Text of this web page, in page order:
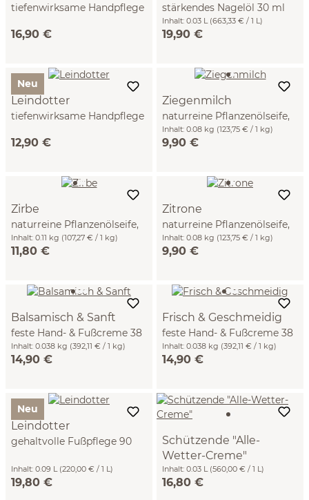
tiefenwirksame Handpflege
16,90 €
stärkendes Nagelöl 30 ml
Inhalt: 0.03 L (663,33 € / 1 L)
19,90 €
Neu
Leindotter
tiefenwirksame Handpflege
12,90 €
Ziegenmilch
naturreine Pflanzenölseife,
80 g
Inhalt: 0.08 kg (123,75 € / 1 kg)
9,90 €
Zirbe
naturreine Pflanzenölseife,
110 g
Inhalt: 0.11 kg (107,27 € / 1 kg)
11,80 €
Zitrone
naturreine Pflanzenölseife,
80 g
Inhalt: 0.08 kg (123,75 € / 1 kg)
9,90 €
Balsamisch & Sanft
feste Hand- & Fußcreme 38
g
Inhalt: 0.038 kg (392,11 € / 1 kg)
14,90 €
Frisch & Geschmeidig
feste Hand- & Fußcreme 38
g
Inhalt: 0.038 kg (392,11 € / 1 kg)
14,90 €
Neu
Leindotter
gehaltvolle Fußpflege 90
Inhalt: 0.09 L (220,00 € / 1 L)
19,80 €
Schützende "Alle-
Wetter-Creme"
für Erwachsene 30 ml
Inhalt: 0.03 L (560,00 € / 1 L)
16,80 €